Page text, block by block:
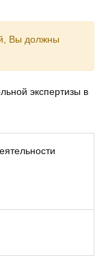
Вы должны
экспертизы в